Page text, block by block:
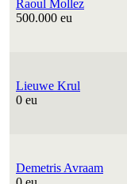
Raoul Mollez
500.000 eu
Lieuwe Krul
0 eu
Demetris Avraam